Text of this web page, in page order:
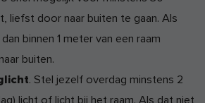
liefst door naar buiten te gaan. Als
binnen 1 meter van een raam
buiten.
. Stel jezelf overdag minstens 2
licht of licht bij het raam. Als dat niet